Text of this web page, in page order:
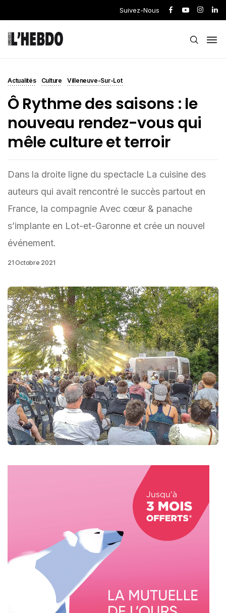
Suivez-Nous
Actualités Culture Villeneuve-Sur-Lot
Ô Rythme des saisons : le
nouveau rendez-vous qui
mêle culture et terroir
Dans la droite ligne du spectacle La cuisine des
auteurs qui avait rencontré le succès partout en
France, la compagnie Avec cœur & panache
s’implante en Lot-et-Garonne et crée un nouvel
événement.
21 Octobre 2021